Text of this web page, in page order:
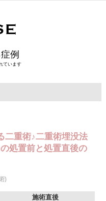
例
ています
二重術♪二重術埋没法
処置前と処置直後の
)
施術直後